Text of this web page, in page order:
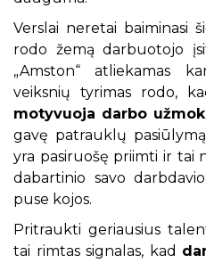
Verslai neretai baiminasi
rodo žemą darbuotojo
„Amston“ atliekamas
veiksnių tyrimas rodo,
motyvuoja darbo
gavę patrauklų
yra pasiruošę priimti ir tai
dabartinio savo
puse kojos.
Pritraukti geriausius
tai rimtas signalas, kad